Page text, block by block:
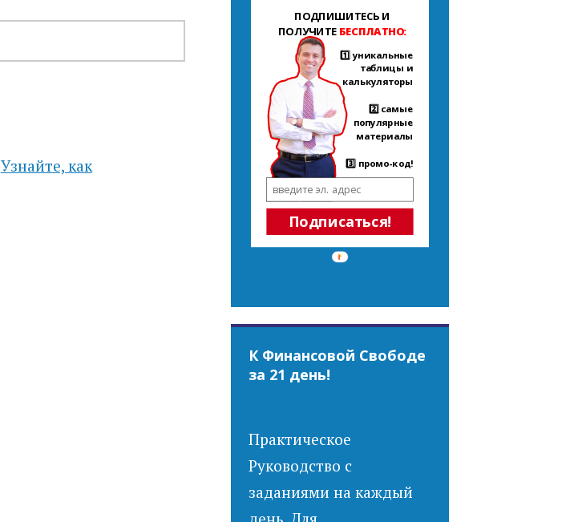
Узнайте, как
Подписаться!
ПОДПИШИТЕСЬ И
ПОЛУЧИТЕ БЕСПЛАТНО:
1️⃣ уникальные
таблицы и
калькуляторы
2️⃣ самые
популярные
материалы
3️⃣ промо-код!
К Финансовой Свободе
за 21 день!
Практическое
Руководство с
заданиями на каждый